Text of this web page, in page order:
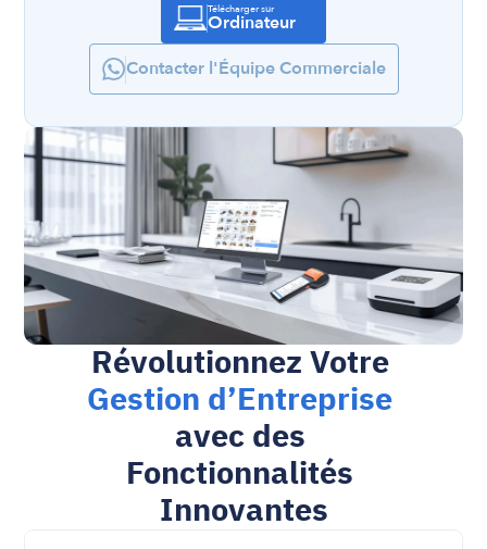
Télécharger sur
Ordinateur
Contacter l'Équipe Commerciale
Révolutionnez Votre
Gestion d’Entreprise
avec des
Fonctionnalités
Innovantes